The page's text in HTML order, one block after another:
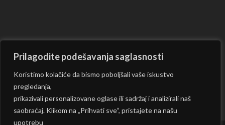
Prilagodite podešavanja saglasnosti
Koristimo kolačiće da bismo poboljšali vaše iskustvo
pregledanja,
prikazivali personalizovane oglase ili sadržaj i analizirali naš
saobraćaj. Klikom na „Prihvati sve“, pristajete na našu
upotrebu